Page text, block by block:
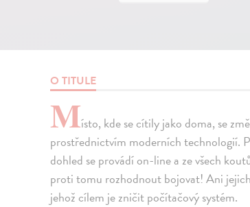
O TITULE
Místo, kde se cítily jako doma, se
prostřednictvím moderních technologií.
dohled se provádí on-line a ze všech
proti tomu rozhodnout bojovat! Ani
jehož cílem je zničit počítačový systém.